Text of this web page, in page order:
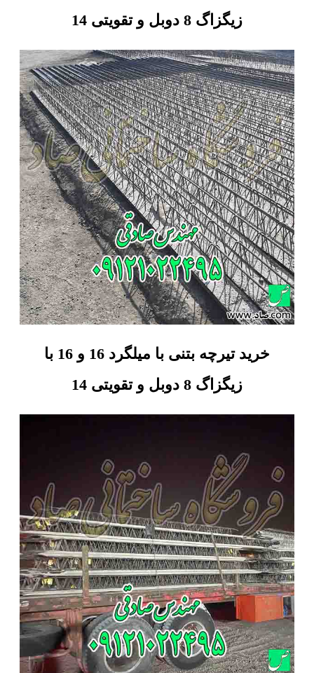
زیگزاگ 8 دوبل و تقویتی 14
خرید تیرچه بتنی با میلگرد 16 و 16 با
زیگزاگ 8 دوبل و تقویتی 14